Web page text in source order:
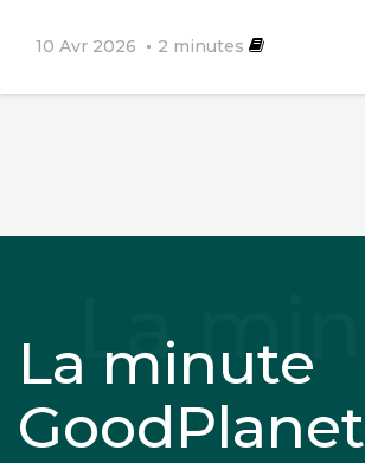
10 Avr 2026 2 minutes
La minute
GoodPlanet